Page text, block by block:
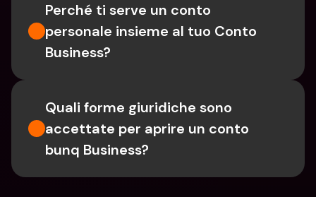
Perché ti serve un conto
personale insieme al tuo Conto
Business?
Quali forme giuridiche sono
accettate per aprire un conto
bunq Business?